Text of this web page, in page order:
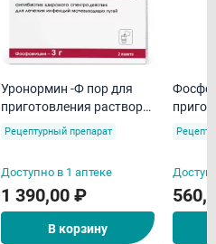
Уронормин -Ф пор для
приготовления раствора
для приема внутрь 3 г
Рецептурный препарат
Доступно в 1 аптеке
1 390,00 ₽
В корзину
для